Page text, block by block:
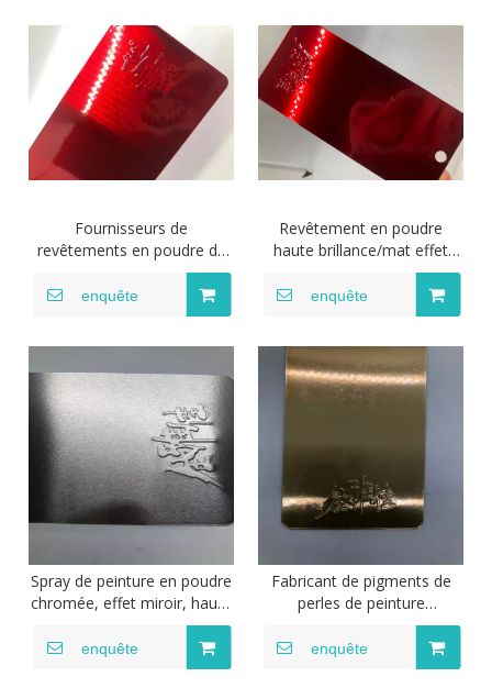
Fournisseurs de
revêtements en poudre de
polyester de bonbons miroir
comme revêtement en
poudre de vélo en métal par
enquête
Revêtement en poudre
haute brillance/mat effet
métallique effet miroir
peinture en poudre
électrostatique revêtement
enquête
Spray de peinture en poudre
chromée, effet miroir, haute
luminosité et brillance, pour
robinets, serrures de porte,
revêtement en poudre pour
enquête
Fabricant de pigments de
perles de peinture
automobile en poudre de
revêtements automobiles en
enquête